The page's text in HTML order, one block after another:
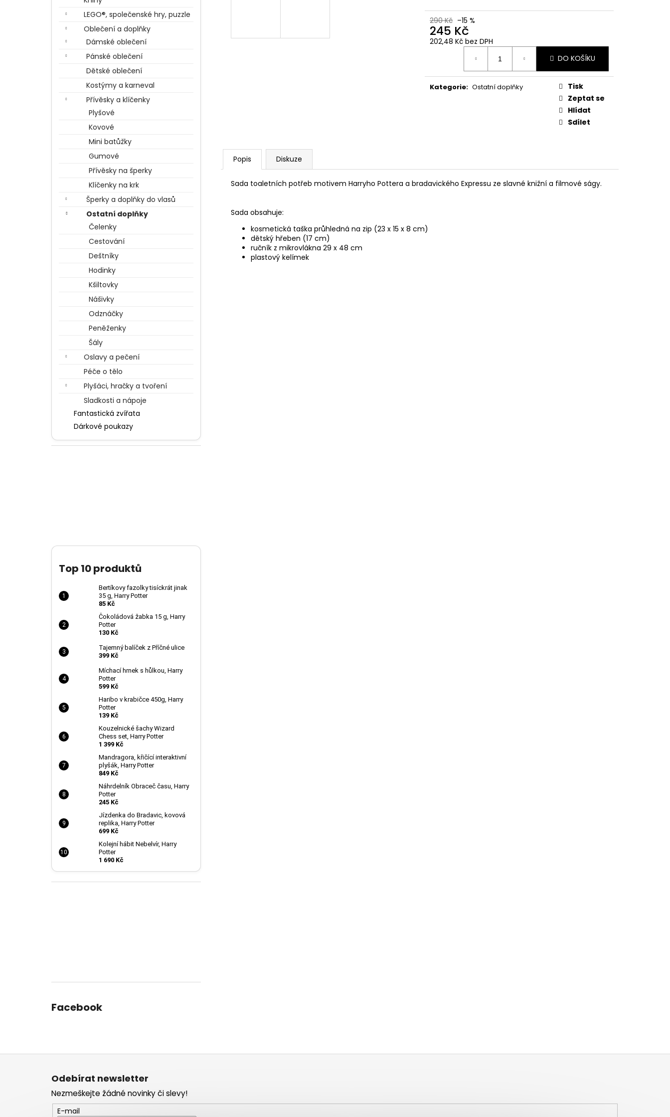
LEGO®, společenské hry, puzzle
Oblečení a doplňky
Dámské oblečení
Pánské oblečení
Dětské oblečení
Kostýmy a karneval
Přívěsky a klíčenky
Plyšové
Kovové
Mini batůžky
Gumové
Přívěsky na šperky
Klíčenky na krk
Šperky a doplňky do vlasů
Ostatní doplňky
Čelenky
Cestování
Deštníky
Hodinky
Kšiltovky
Nášivky
Odznáčky
Peněženky
Šály
Oslavy a pečení
Péče o tělo
Plyšáci, hračky a tvoření
Sladkosti a nápoje
Fantastická zvířata
Dárkové poukazy
Top 10 produktů
Bertíkovy fazolky tisíckrát jinak
35 g, Harry Potter
85 Kč
Čokoládová žabka 15 g, Harry
Potter
130 Kč
Tajemný balíček z Příčné ulice
399 Kč
Míchací hrnek s hůlkou, Harry
Potter
599 Kč
Haribo v krabičce 450g, Harry
Potter
139 Kč
Kouzelnické šachy Wizard
Chess set, Harry Potter
1 399 Kč
Mandragora, křičící interaktivní
plyšák, Harry Potter
849 Kč
Náhrdelník Obraceč času, Harry
Potter
245 Kč
Jízdenka do Bradavic, kovová
replika, Harry Potter
699 Kč
Kolejní hábit Nebelvír, Harry
Potter
1 690 Kč
Facebook
290 Kč –15 %
245 Kč
202,48 Kč bez DPH
DO KOŠÍKU
Kategorie: Ostatní doplňky
Tisk
Zeptat se
Hlídat
Sdílet
Popis Diskuze
Sada toaletních potřeb motivem Harryho Pottera a bradavického Expressu ze slavné knižní a filmové ságy.
Sada obsahuje:
kosmetická taška průhledná na zip (23 x 15 x 8 cm)
dětský hřeben (17 cm)
ručník z mikrovlákna 29 x 48 cm
plastový kelímek
BERTÍKOVY FAZOLKY TISÍCKRÁT JINAK
35 G, HARRY POTTER
85 Kč
499 Kč
Odebírat newsletter
Nezmeškejte žádné novinky či slevy!
E-mail